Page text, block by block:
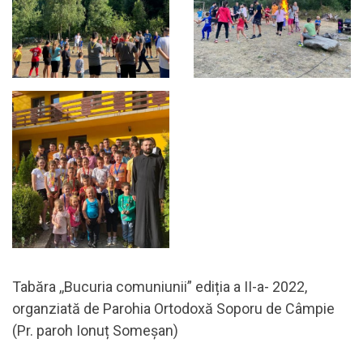
Tabăra ,,Bucuria comuniunii” ediția a II-a- 2022,
organziată de Parohia Ortodoxă Soporu de Câmpie
(Pr. paroh Ionuț Someșan)